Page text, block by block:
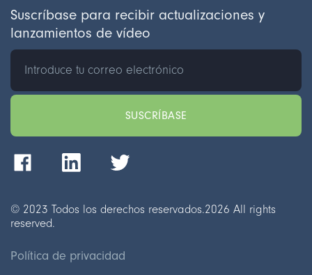
© 2023 Todos los derechos reservados.2026 All rights
reserved.
Política de privacidad
Suscríbase para recibir actualizaciones y
lanzamientos de vídeo